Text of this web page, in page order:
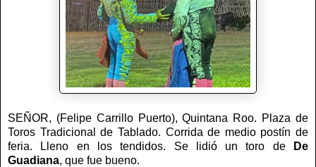
SEÑOR, (Felipe Carrillo Puerto), Quintana Roo. Plaza de
Toros Tradicional de Tablado. Corrida de medio postín de
feria. Lleno en los tendidos. Se lidió un toro de
De
Guadiana, que fue bueno.